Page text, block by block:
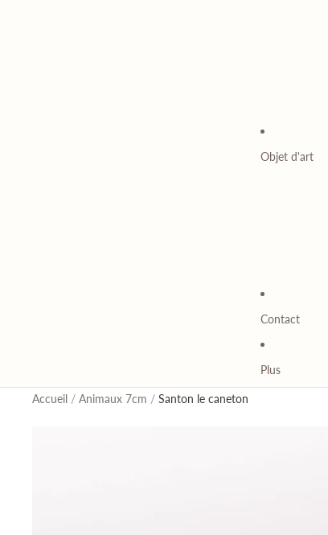
Objet d'art
Contact
Plus
Accueil / Animaux 7cm / Santon le caneton